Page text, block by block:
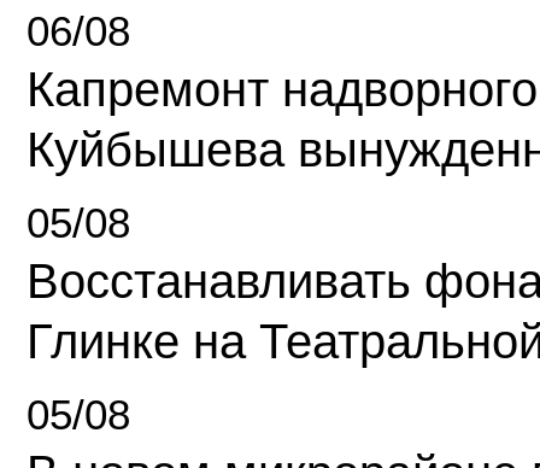
06/08
Капремонт
Куйбышева
05/08
Восстанавливать
Глинке на
05/08